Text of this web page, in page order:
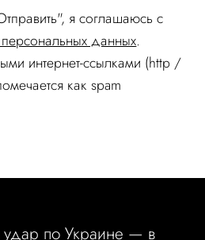
я соглашаюсь c
данных.
интернет-ссылками (http /
как spam
по Украине — в